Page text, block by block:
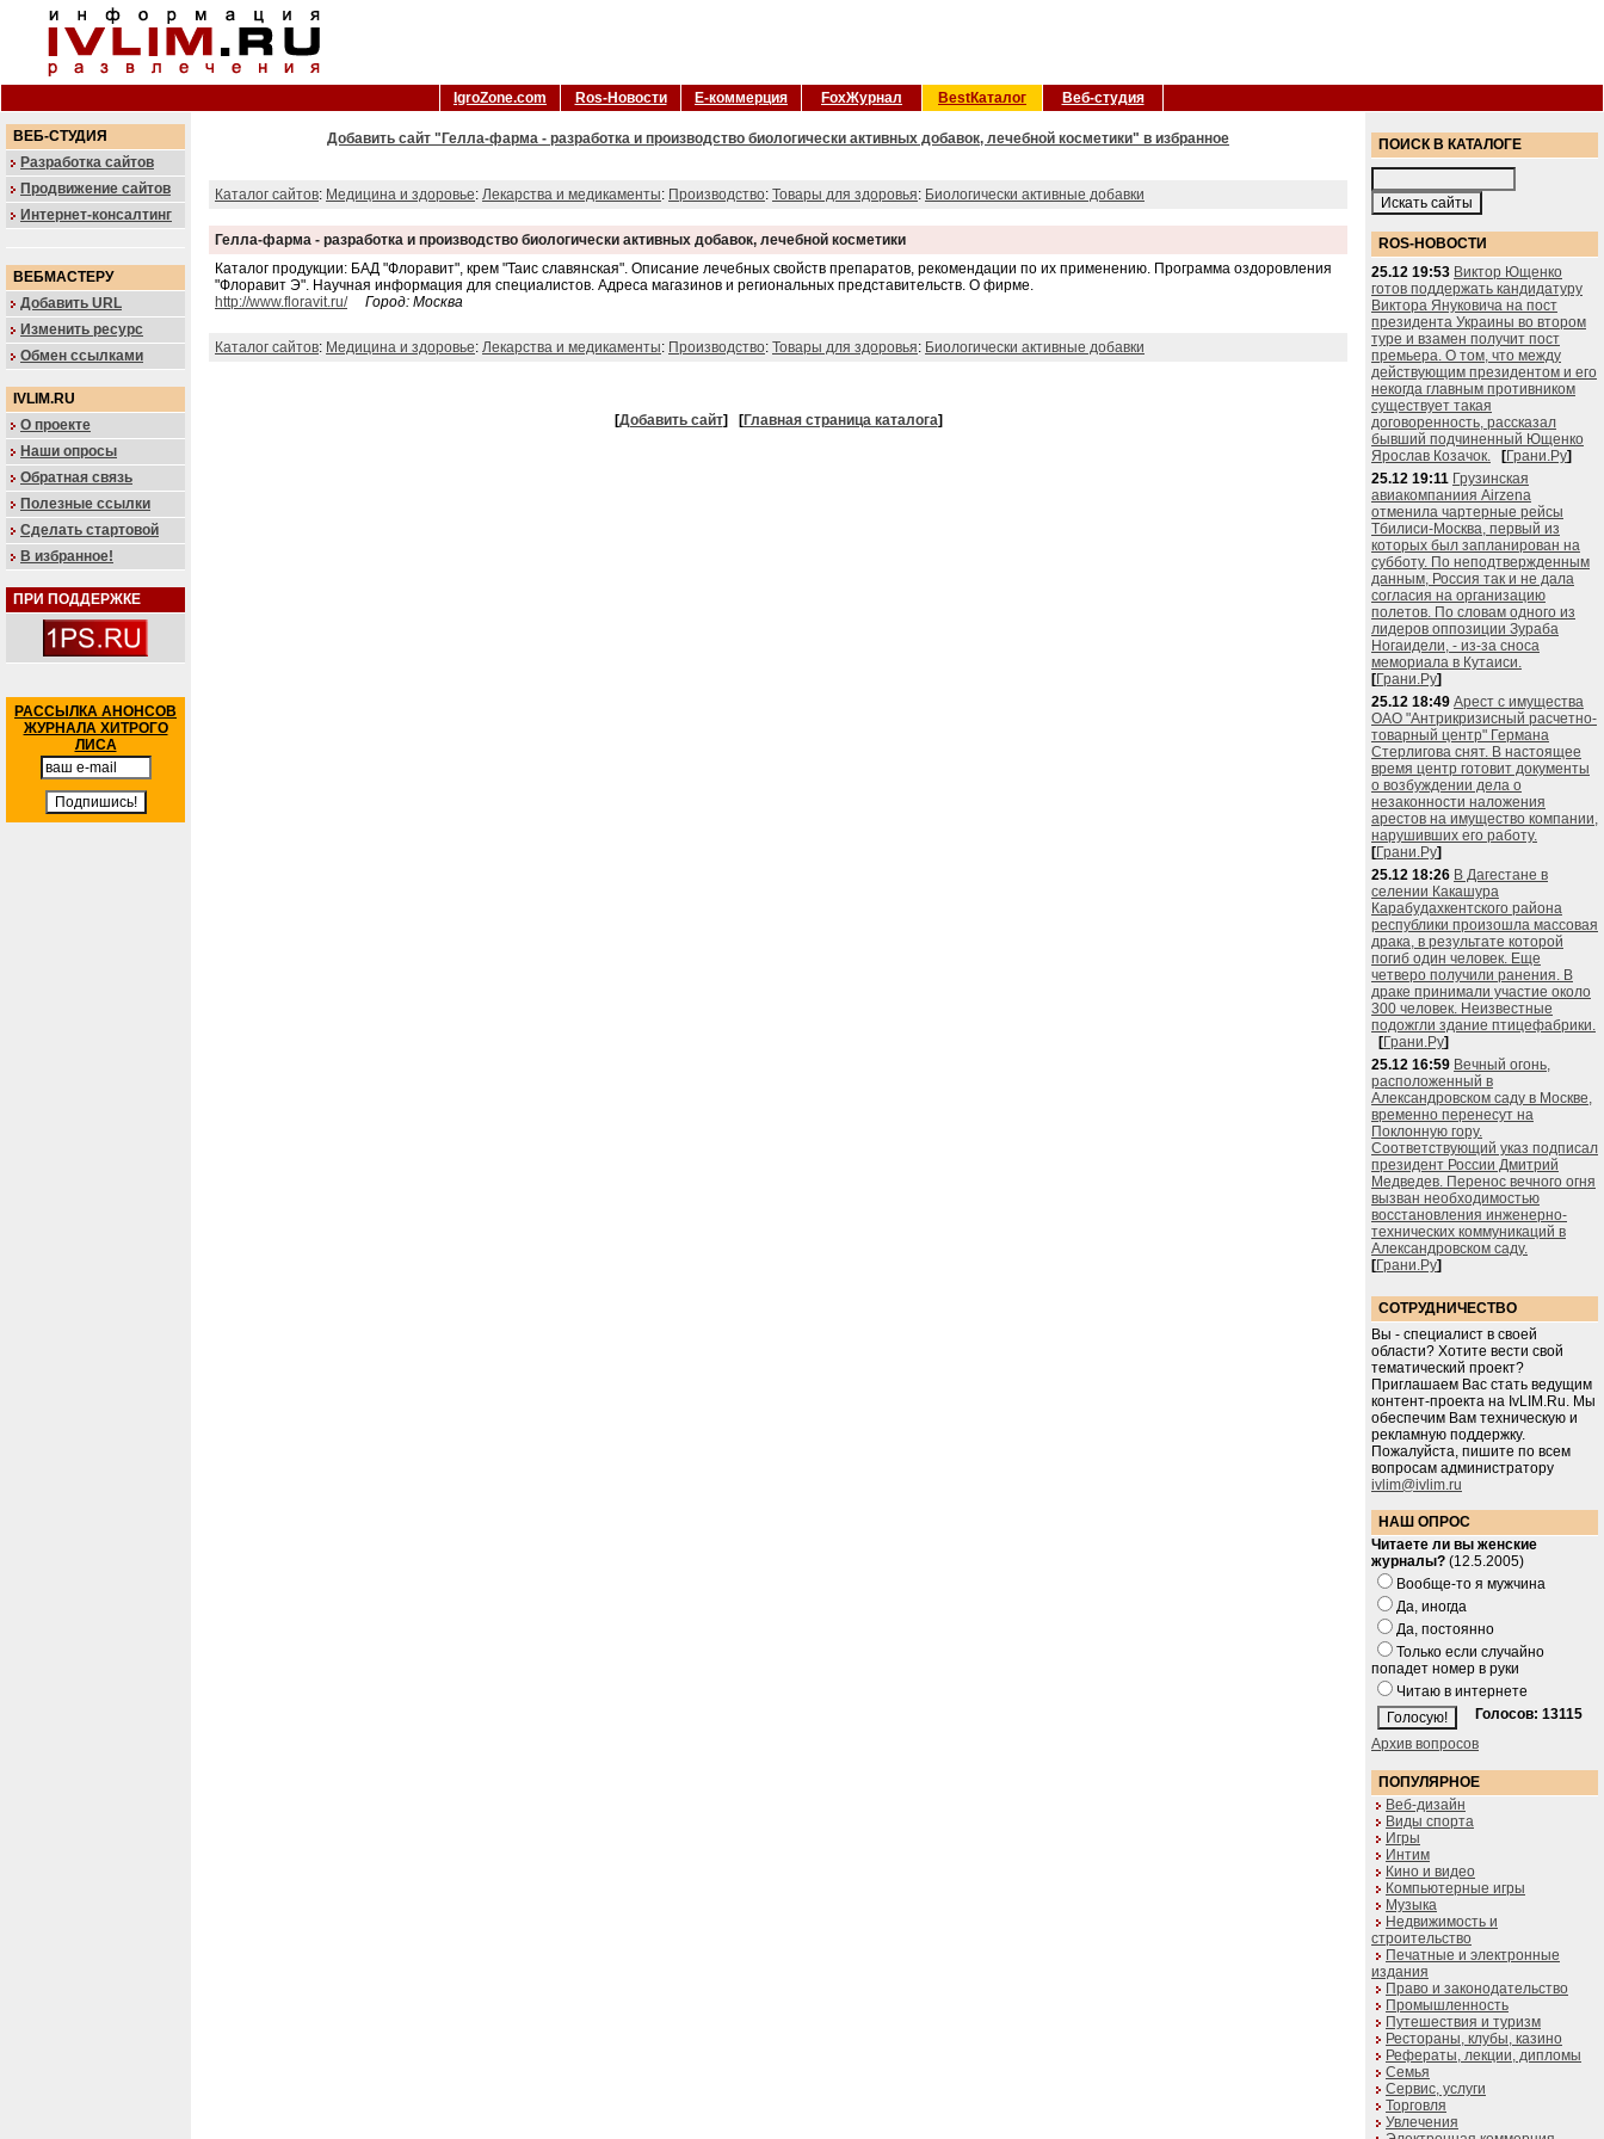
IgroZone.com Ros-Новости Е-коммерция FoxЖурнал BestКаталог Веб-студия
ВЕБ-СТУДИЯ
Разработка сайтов
Продвижение сайтов
Интернет-консалтинг
ВЕБМАСТЕРУ
Добавить URL
Изменить ресурс
Обмен ссылками
IVLIM.RU
О проекте
Наши опросы
Обратная связь
Полезные ссылки
Сделать стартовой
В избранное!
ПРИ ПОДДЕРЖКЕ
РАССЫЛКА АНОНСОВ
ЖУРНАЛА ХИТРОГО
ЛИСА
Добавить сайт "Гелла-фарма - разработка и производство биологически активных добавок, лечебной косметики" в избранное
Каталог сайтов: Медицина и здоровье: Лекарства и медикаменты: Производство: Товары для здоровья: Биологически активные добавки
Гелла-фарма - разработка и производство биологически активных добавок, лечебной косметики
Каталог продукции: БАД "Флоравит", крем "Таис славянская". Описание лечебных свойств препаратов, рекомендации по их применению. Программа оздоровления
"Флоравит Э". Научная информация для специалистов. Адреса магазинов и региональных представительств. О фирме.
http://www.floravit.ru/
Город: Москва
Каталог сайтов: Медицина и здоровье: Лекарства и медикаменты: Производство: Товары для здоровья: Биологически активные добавки
[Добавить сайт] [Главная страница каталога]
ПОИСК В КАТАЛОГЕ
ROS-НОВОСТИ
25.12 19:53 Виктор Ющенко
готов поддержать кандидатуру
Виктора Януковича на пост
президента Украины во втором
туре и взамен получит пост
премьера. О том, что между
действующим президентом и его
некогда главным противником
существует такая
договоренность, рассказал
бывший подчиненный Ющенко
Ярослав Козачок.
[Грани.Ру]
25.12 19:11 Грузинская
авиакомпаниия Airzena
отменила чартерные рейсы
Тбилиси-Москва, первый из
которых был запланирован на
субботу. По неподтвержденным
данным, Россия так и не дала
согласия на организацию
полетов. По словам одного из
лидеров оппозиции Зураба
Ногаидели, - из-за сноса
мемориала в Кутаиси.
[Грани.Ру]
25.12 18:49 Арест с имущества
ОАО "Антрикризисный расчетно-
товарный центр" Германа
Стерлигова снят. В настоящее
время центр готовит документы
о возбуждении дела о
незаконности наложения
арестов на имущество компании,
нарушивших его работу.
[Грани.Ру]
25.12 18:26 В Дагестане в
селении Какашура
Карабудахкентского района
республики произошла массовая
драка, в результате которой
погиб один человек. Еще
четверо получили ранения. В
драке принимали участие около
300 человек. Неизвестные
подожгли здание птицефабрики.
[Грани.Ру]
25.12 16:59 Вечный огонь,
расположенный в
Александровском саду в Москве,
временно перенесут на
Поклонную гору.
Соответствующий указ подписал
президент России Дмитрий
Медведев. Перенос вечного огня
вызван необходимостью
восстановления инженерно-
технических коммуникаций в
Александровском саду.
[Грани.Ру]
СОТРУДНИЧЕСТВО
Вы - специалист в своей
области? Хотите вести свой
тематический проект?
Приглашаем Вас стать ведущим
контент-проекта на IvLIM.Ru. Мы
обеспечим Вам техническую и
рекламную поддержку.
Пожалуйста, пишите по всем
вопросам администратору
ivlim@ivlim.ru
НАШ ОПРОС
Читаете ли вы женские
журналы? (12.5.2005)
Вообще-то я мужчина
Да, иногда
Да, постоянно
Только если случайно
попадет номер в руки
Читаю в интернете
Голосов: 13115
Архив вопросов
ПОПУЛЯРНОЕ
Веб-дизайн
Виды спорта
Игры
Интим
Кино и видео
Компьютерные игры
Музыка
Недвижимость и
строительство
Печатные и электронные
издания
Право и законодательство
Промышленность
Путешествия и туризм
Рестораны, клубы, казино
Рефераты, лекции, дипломы
Семья
Сервис, услуги
Торговля
Увлечения